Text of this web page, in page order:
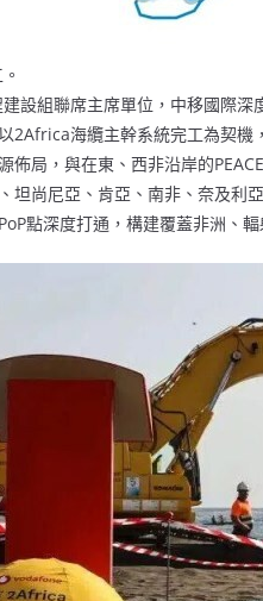
設組聯席主席單位，中移國際
2Africa海纜主幹系統完工為契機
佈局，與在東、西非沿岸的
坦尚尼亞、肯亞、南非、奈及利
點深度打通，構建覆蓋非洲、